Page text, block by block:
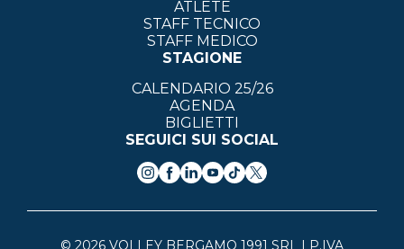
ATLETE
STAFF TECNICO
STAFF MEDICO
STAGIONE
CALENDARIO 25/26
AGENDA
BIGLIETTI
SEGUICI SUI SOCIAL
© 2026 VOLLEY BERGAMO 1991 SRL | P.IVA